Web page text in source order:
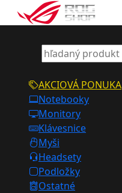
AKCIOVÁ PONUKA
Notebooky
Monitory
Klávesnice
Myši
Headsety
Podložky
Ostatné